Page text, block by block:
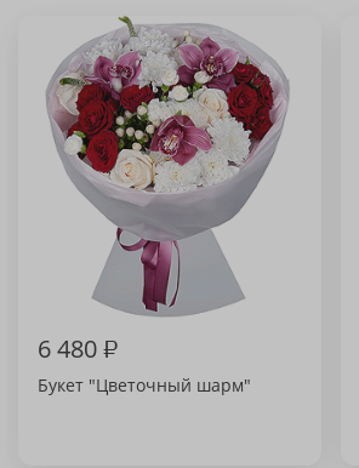
6 480₽
Букет "Цветочный шарм"